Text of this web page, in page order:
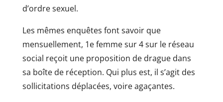
d’ordre sexuel.
Les mêmes enquêtes font savoir que
mensuellement, 1e femme sur 4 sur le réseau
social reçoit une proposition de drague dans
sa boîte de réception. Qui plus est, il s’agit des
sollicitations déplacées, voire agaçantes.